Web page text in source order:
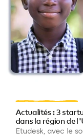
Actualités : 3
dans la région de
Etudesk, avec le